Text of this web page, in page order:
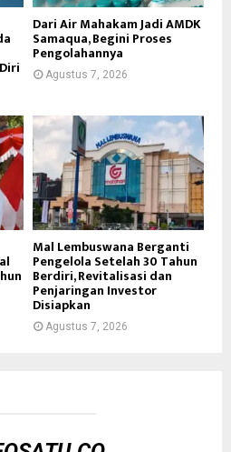
Dari Air Mahakam Jadi AMDK
Samaqua, Begini Proses
Pengolahannya
Agustus 7, 2026
Mal Lembuswana Berganti
Pengelola Setelah 30 Tahun
Berdiri, Revitalisasi dan
Penjaringan Investor
Disiapkan
Agustus 7, 2026